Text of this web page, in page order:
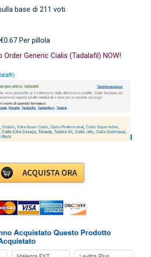
base di 211 voti.
€0.67 Per pillola
Generic Cialis (Tadalafil) NOW!